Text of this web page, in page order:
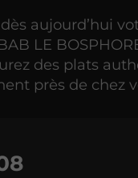
aujourd’hui
LE
des plats
près de chez